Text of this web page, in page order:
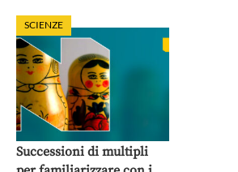
ABOUT
ARTE
LETTERATURA MONDO ANTICO
SCIENZE
Successioni di multipli